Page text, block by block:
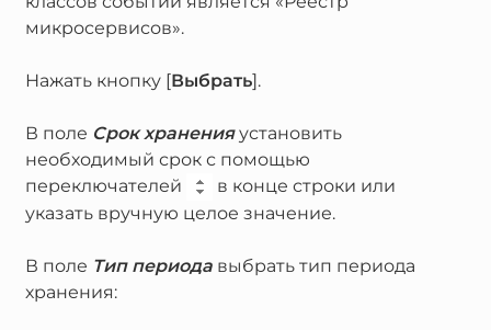
микросервисов».
Нажать кнопку [Выбрать].
В поле Срок храненияустановить
необходимый срок с помощью
переключателей
в конце строки или
указать вручную целое значение.
В поле Тип периодавыбрать тип периода
хранения: